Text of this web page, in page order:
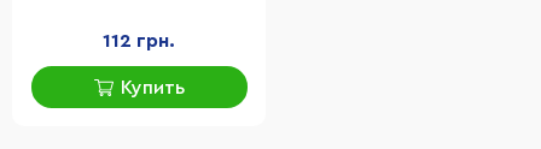
112 грн.
Купить